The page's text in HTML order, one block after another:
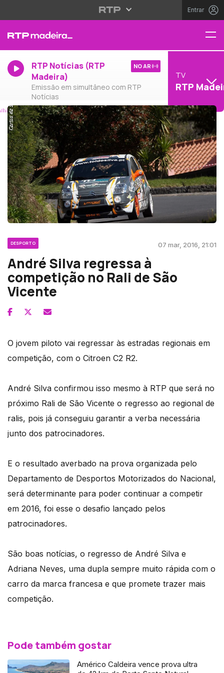
Entrar
RTP Notícias (RTP
Madeira)
Emissão em simultâneo com RTP
Notícias
NO AR
TV
RTP
DESPORTO 07 mar, 2016, 21:01
André Silva regressa à
competição no Rali de São
Vicente
O jovem piloto vai regressar às estradas regionais em
competição, com o Citroen C2 R2.
André Silva confirmou isso mesmo à RTP que será no
próximo Rali de São Vicente o regresso ao regional de
ralis, pois já conseguiu garantir a verba necessária
junto dos patrocinadores.
E o resultado averbado na prova organizada pelo
Departamento de Desportos Motorizados do Nacional,
será determinante para poder continuar a competir
em 2016, foi esse o desafio lançado pelos
patrocinadores.
São boas notícias, o regresso de André Silva e
Adriana Neves, uma dupla sempre muito rápida com o
carro da marca francesa e que promete trazer mais
competição.
Pode também gostar
Américo Caldeira vence prova ultra